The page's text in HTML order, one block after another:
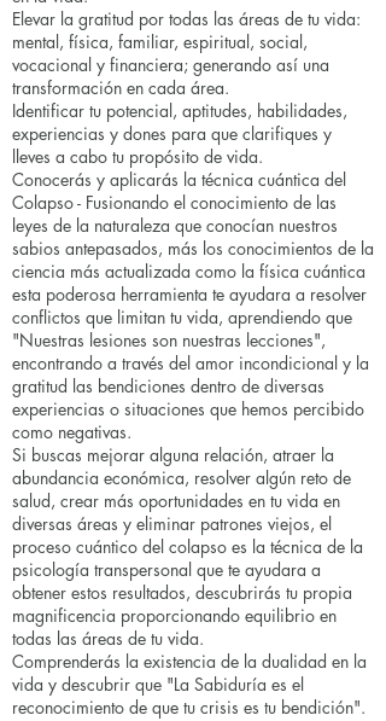
Elevar la gratitud por todas las áreas de tu vida:
mental, física, familiar, espiritual, social,
vocacional y financiera; generando así una
transformación en cada área.
Identificar tu potencial, aptitudes, habilidades,
experiencias y dones para que clarifiques y
lleves a cabo tu propósito de vida.
Conocerás y aplicarás la técnica cuántica del
Colapso - Fusionando el conocimiento de las
leyes de la naturaleza que conocían nuestros
sabios antepasados, más los conocimientos de la
ciencia más actualizada como la física cuántica
esta poderosa herramienta te ayudara a resolver
conflictos que limitan tu vida, aprendiendo que
"Nuestras lesiones son nuestras lecciones",
encontrando a través del amor incondicional y la
gratitud las bendiciones dentro de diversas
experiencias o situaciones que hemos percibido
como negativas.
Si buscas mejorar alguna relación, atraer la
abundancia económica, resolver algún reto de
salud, crear más oportunidades en tu vida en
diversas áreas y eliminar patrones viejos, el
proceso cuántico del colapso es la técnica de la
psicología transpersonal que te ayudara a
obtener estos resultados, descubrirás tu propia
magnificencia proporcionando equilibrio en
todas las áreas de tu vida.
Comprenderás la existencia de la dualidad en la
vida y descubrir que "La Sabiduría es el
reconocimiento de que tu crisis es tu bendición".